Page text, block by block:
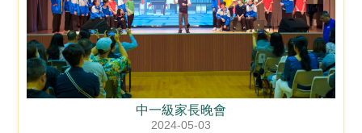
中一級家長晚會
2024-05-03